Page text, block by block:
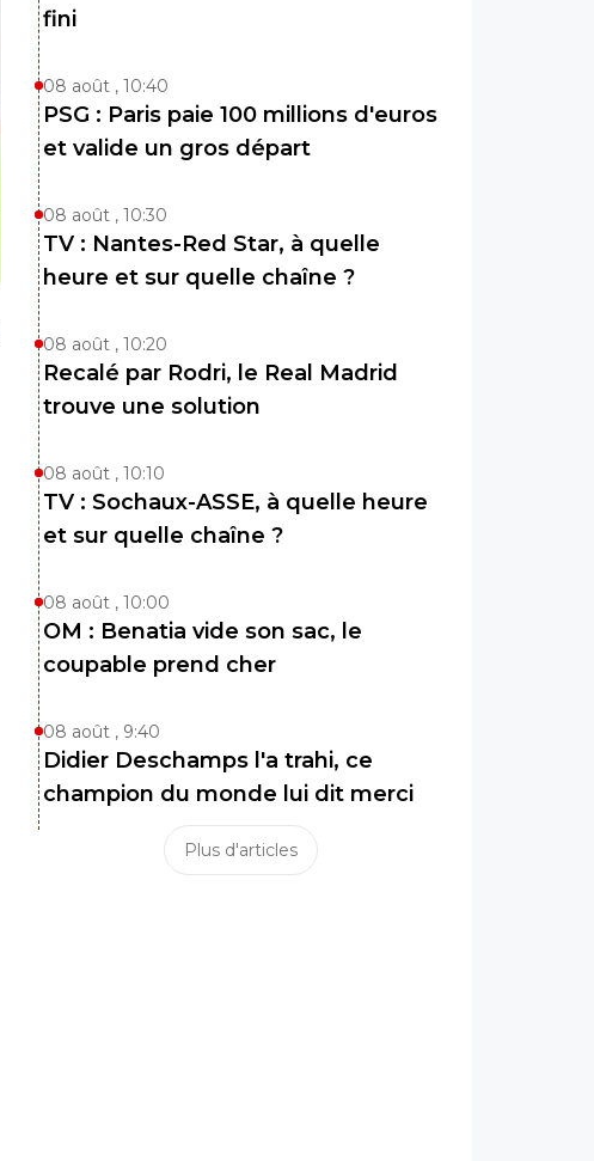
fini
08 août , 10:40
PSG : Paris paie 100 millions d'euros
et valide un gros départ
08 août , 10:30
TV : Nantes-Red Star, à quelle
heure et sur quelle chaîne ?
08 août , 10:20
Recalé par Rodri, le Real Madrid
trouve une solution
08 août , 10:10
TV : Sochaux-ASSE, à quelle heure
et sur quelle chaîne ?
08 août , 10:00
OM : Benatia vide son sac, le
coupable prend cher
08 août , 9:40
Didier Deschamps l'a trahi, ce
champion du monde lui dit merci
Plus d'articles